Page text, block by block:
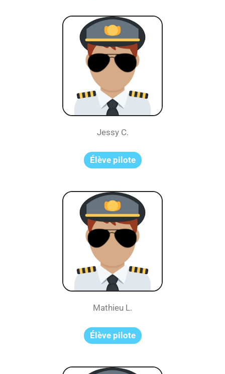
Jessy C.
Élève pilote
Mathieu L.
Élève pilote